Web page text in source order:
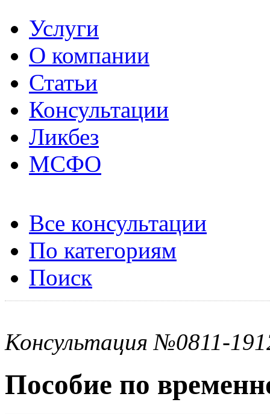
Услуги
О компании
Статьи
Консультации
Ликбез
МСФО
Все консультации
По категориям
Поиск
Консультация №0811-
Пособие по